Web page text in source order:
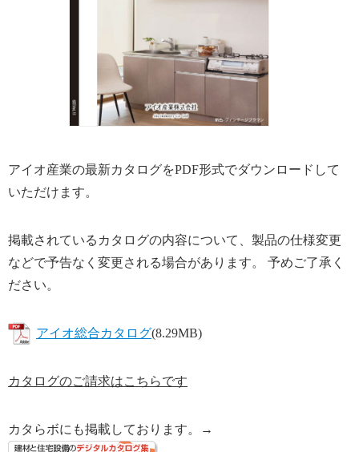
アイオ産業の最新カタログをPDF形式でダウンロードして
いただけます。
掲載されているカタログの内容について、製品の仕様変更
などで予告なく変更される場合があります。 予めご了承く
ださい。
アイオ総合カタログ(8.29MB)
カタログのご請求はこちらです
カタらボにも掲載しております。→